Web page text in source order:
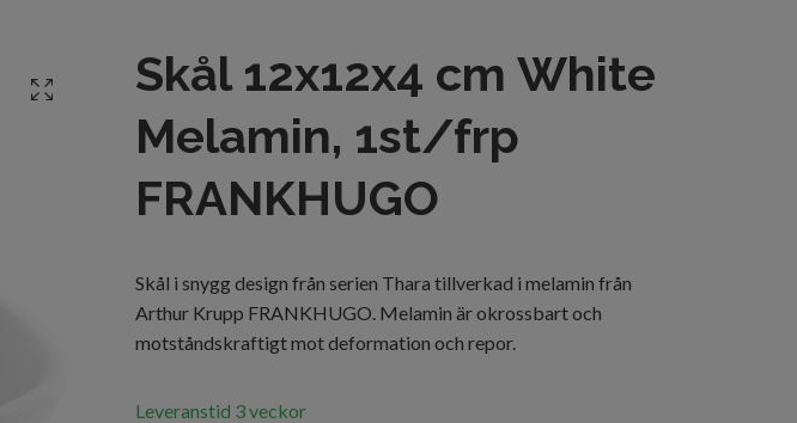
Skål 12x12x4 cm White
Melamin, 1st/frp
FRANKHUGO
Skål i snygg design från serien Thara tillverkad i melamin från
Arthur Krupp FRANKHUGO. Melamin är okrossbart och
motståndskraftigt mot deformation och repor.
Leveranstid 3 veckor